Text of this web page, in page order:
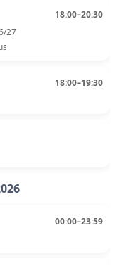
18:00–20:30
27
18:00–19:30
00:00–23:59